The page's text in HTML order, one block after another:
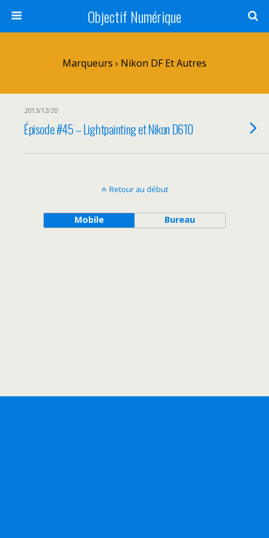
Objectif Numérique
Marqueurs › Nikon DF Et Autres
2013/12/20
Épisode #45 – Lightpainting et Nikon D610
Retour au début
Mobile Bureau